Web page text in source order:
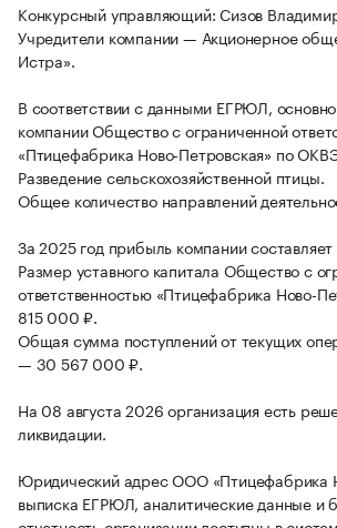
Конкурсный управляющий: Сизов
Учредители компании — Акционерное
Истра».
В соответствии с данными ЕГРЮЛ,
компании Общество с ограниченной
«Птицефабрика Ново-Петровская» по
Разведение сельскохозяйственной птицы.
Общее количество направлений
За 2025 год прибыль компании
Размер уставного капитала Общество с
ответственностью «Птицефабрика Ново-
815 000 ₽.
Общая сумма поступлений от текущих
— 30 567 000 ₽.
На 08 августа 2026 организация есть
ликвидации.
Юридический адрес ООО «Птицефабрика
выписка ЕГРЮЛ, аналитические данные и